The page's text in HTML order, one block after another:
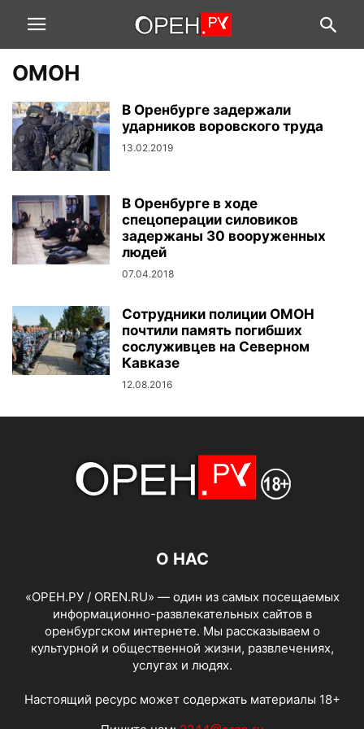
ОМОН
В Оренбурге задержали
ударников воровского труда
13.02.2019
В Оренбурге в ходе
спецоперации силовиков
задержаны 30 вооруженных
людей
07.04.2018
Сотрудники полиции ОМОН
почтили память погибших
сослуживцев на Северном
Кавказе
12.08.2016
О НАС
«ОРЕН.РУ / OREN.RU» — один из самых посещаемых
информационно-развлекательных сайтов в
оренбургском интернете. Мы рассказываем о
культурной и общественной жизни, развлечениях,
услугах и людях.
Настоящий ресурс может содержать материалы 18+